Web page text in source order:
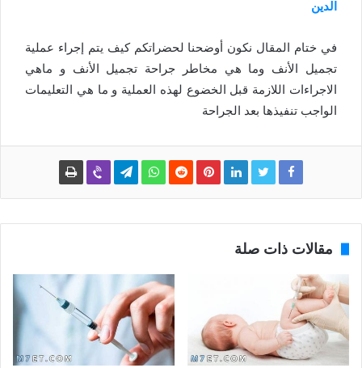
الدين
في ختام المقال نكون أوضحنا لحضراتكم كيف يتم إجراء عملية
تجميل الأنف وما هي مخاطر جراحة تجميل الأنف و ماهي
الاجراءات اللازمة قبل الخضوع لهذه العملية و ما هي التعليمات
الواجب تنفيذها بعد الجراحة
مقالات ذات صلة